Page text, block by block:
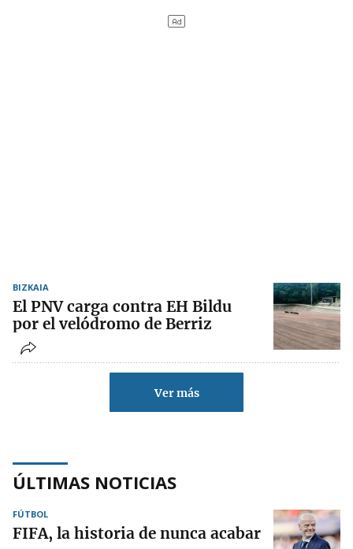
BIZKAIA
El PNV carga contra EH Bildu
por el velódromo de Berriz
Ver más
ÚLTIMAS NOTICIAS
FÚTBOL
FIFA, la historia de nunca acabar